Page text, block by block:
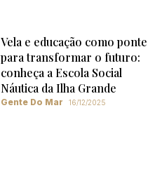
Vela e educação como ponte
para transformar o futuro:
conheça a Escola Social
Náutica da Ilha Grande
Gente Do Mar 16/12/2025